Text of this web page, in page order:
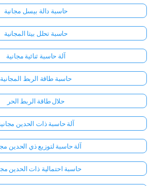
حاسبة دالة بيسل مجانية
حاسبة تحلل بيتا المجانية
آلة حاسبة ثنائية مجانية
حاسبة طاقة الربط المجانية
حلال طاقة الربط الحر
آلة حاسبة ذات الحدين
آلة حاسبة لتوزيع ذي الحدين
حاسبة احتمالية ذات الحدين